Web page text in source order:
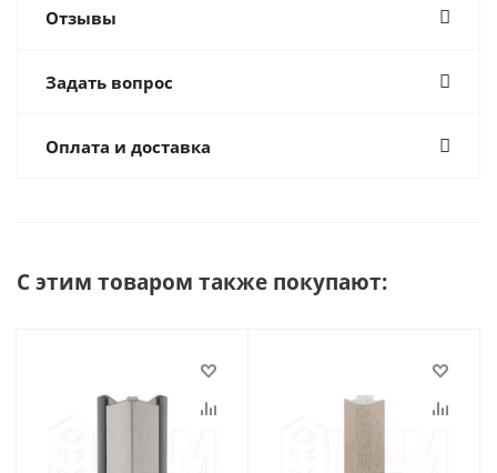
Отзывы
Задать вопрос
Оплата и доставка
С этим товаром также покупают: